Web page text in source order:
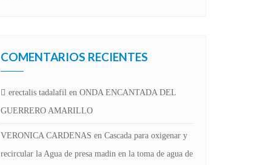
COMENTARIOS RECIENTES
erectalis tadalafil en ONDA ENCANTADA DEL
GUERRERO AMARILLO
VERONICA CARDENAS en Cascada para oxigenar y
recircular la Agua de presa madin en la toma de agua de